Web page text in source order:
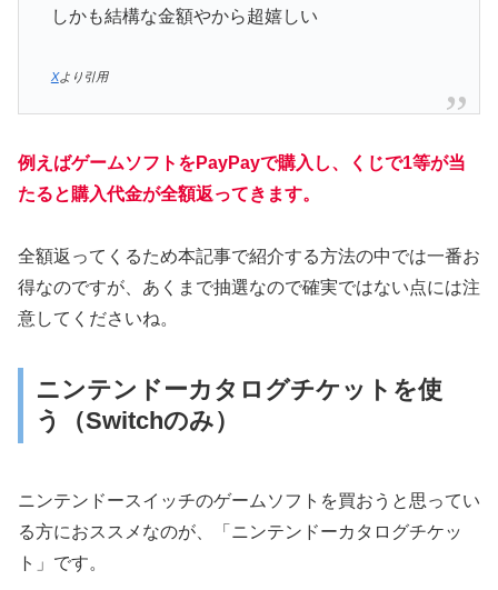
しかも結構な金額やから超嬉しい
Xより引用
例えばゲームソフトをPayPayで購入し、くじで1等が当
たると購入代金が全額返ってきます。
全額返ってくるため本記事で紹介する方法の中では一番お
得なのですが、あくまで抽選なので確実ではない点には注
意してくださいね。
ニンテンドーカタログチケットを使
う（Switchのみ）
ニンテンドースイッチのゲームソフトを買おうと思ってい
る方におススメなのが、「ニンテンドーカタログチケッ
ト」です。